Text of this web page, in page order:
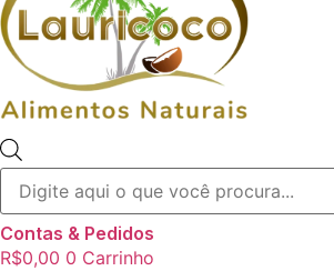
produtos
Contas & Pedidos
R$0,00 0 Carrinho